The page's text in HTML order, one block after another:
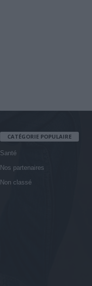
CATÉGORIE POPULAIRE
Santé
Nos partenaires
Non classé